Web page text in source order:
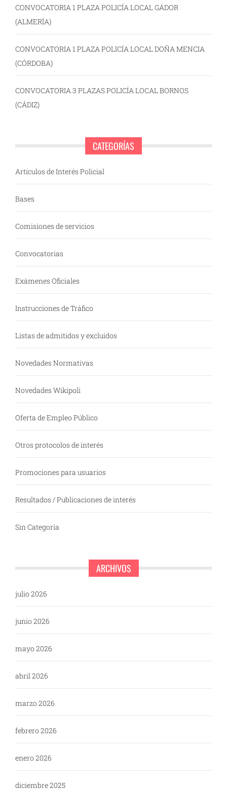
CONVOCATORIA 1 PLAZA POLICÍA LOCAL GÁDOR
(ALMERÍA)
CONVOCATORIA 1 PLAZA POLICÍA LOCAL DOÑA MENCIA
(CÓRDOBA)
CONVOCATORIA 3 PLAZAS POLICÍA LOCAL BORNOS
(CÁDIZ)
CATEGORÍAS
Artículos de Interés Policial
Bases
Comisiones de servicios
Convocatorias
Exámenes Oficiales
Instrucciones de Tráfico
Listas de admitidos y excluidos
Novedades Normativas
Novedades Wikipoli
Oferta de Empleo Público
Otros protocolos de interés
Promociones para usuarios
Resultados / Publicaciones de interés
Sin Categoría
ARCHIVOS
julio 2026
junio 2026
mayo 2026
abril 2026
marzo 2026
febrero 2026
enero 2026
diciembre 2025